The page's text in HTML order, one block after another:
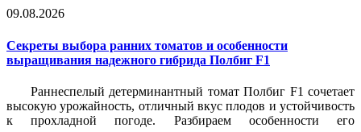
09.08.2026
Секреты выбора ранних томатов и особенности
выращивания надежного гибрида Полбиг F1
Раннеспелый детерминантный томат Полбиг F1 сочетает
высокую урожайность, отличный вкус плодов и устойчивость
к прохладной погоде. Разбираем особенности его